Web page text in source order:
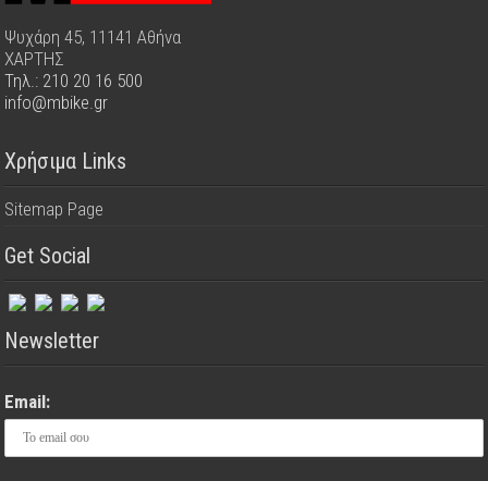
Ψυχάρη 45, 11141 Αθήνα
ΧΑΡΤΗΣ
Τηλ.: 210 20 16 500
info@mbike.gr
Χρήσιμα Links
Sitemap Page
Get Social
Newsletter
Email: